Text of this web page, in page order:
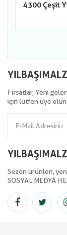
4300 Çeşit
Fırsatlar, Yeni
için lütfen üye
Sezon ürünleri,
SOSYAL MEDYA